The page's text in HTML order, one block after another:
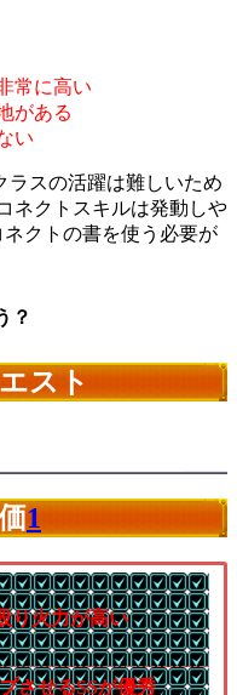
常に高い
がある
い
ラスの活躍は難しいため
ネクトスキルは発動しや
クトの書を使う必要が
？
スト
1
り火力が高い
させるSSが優秀